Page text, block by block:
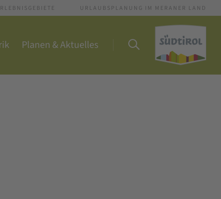
URLAUBSPLANUNG IM MERANER LAND
Planen & Aktuelles